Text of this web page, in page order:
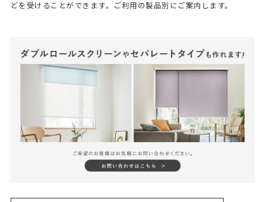
どを受けることができます。ご利用の製品別にご案内します。